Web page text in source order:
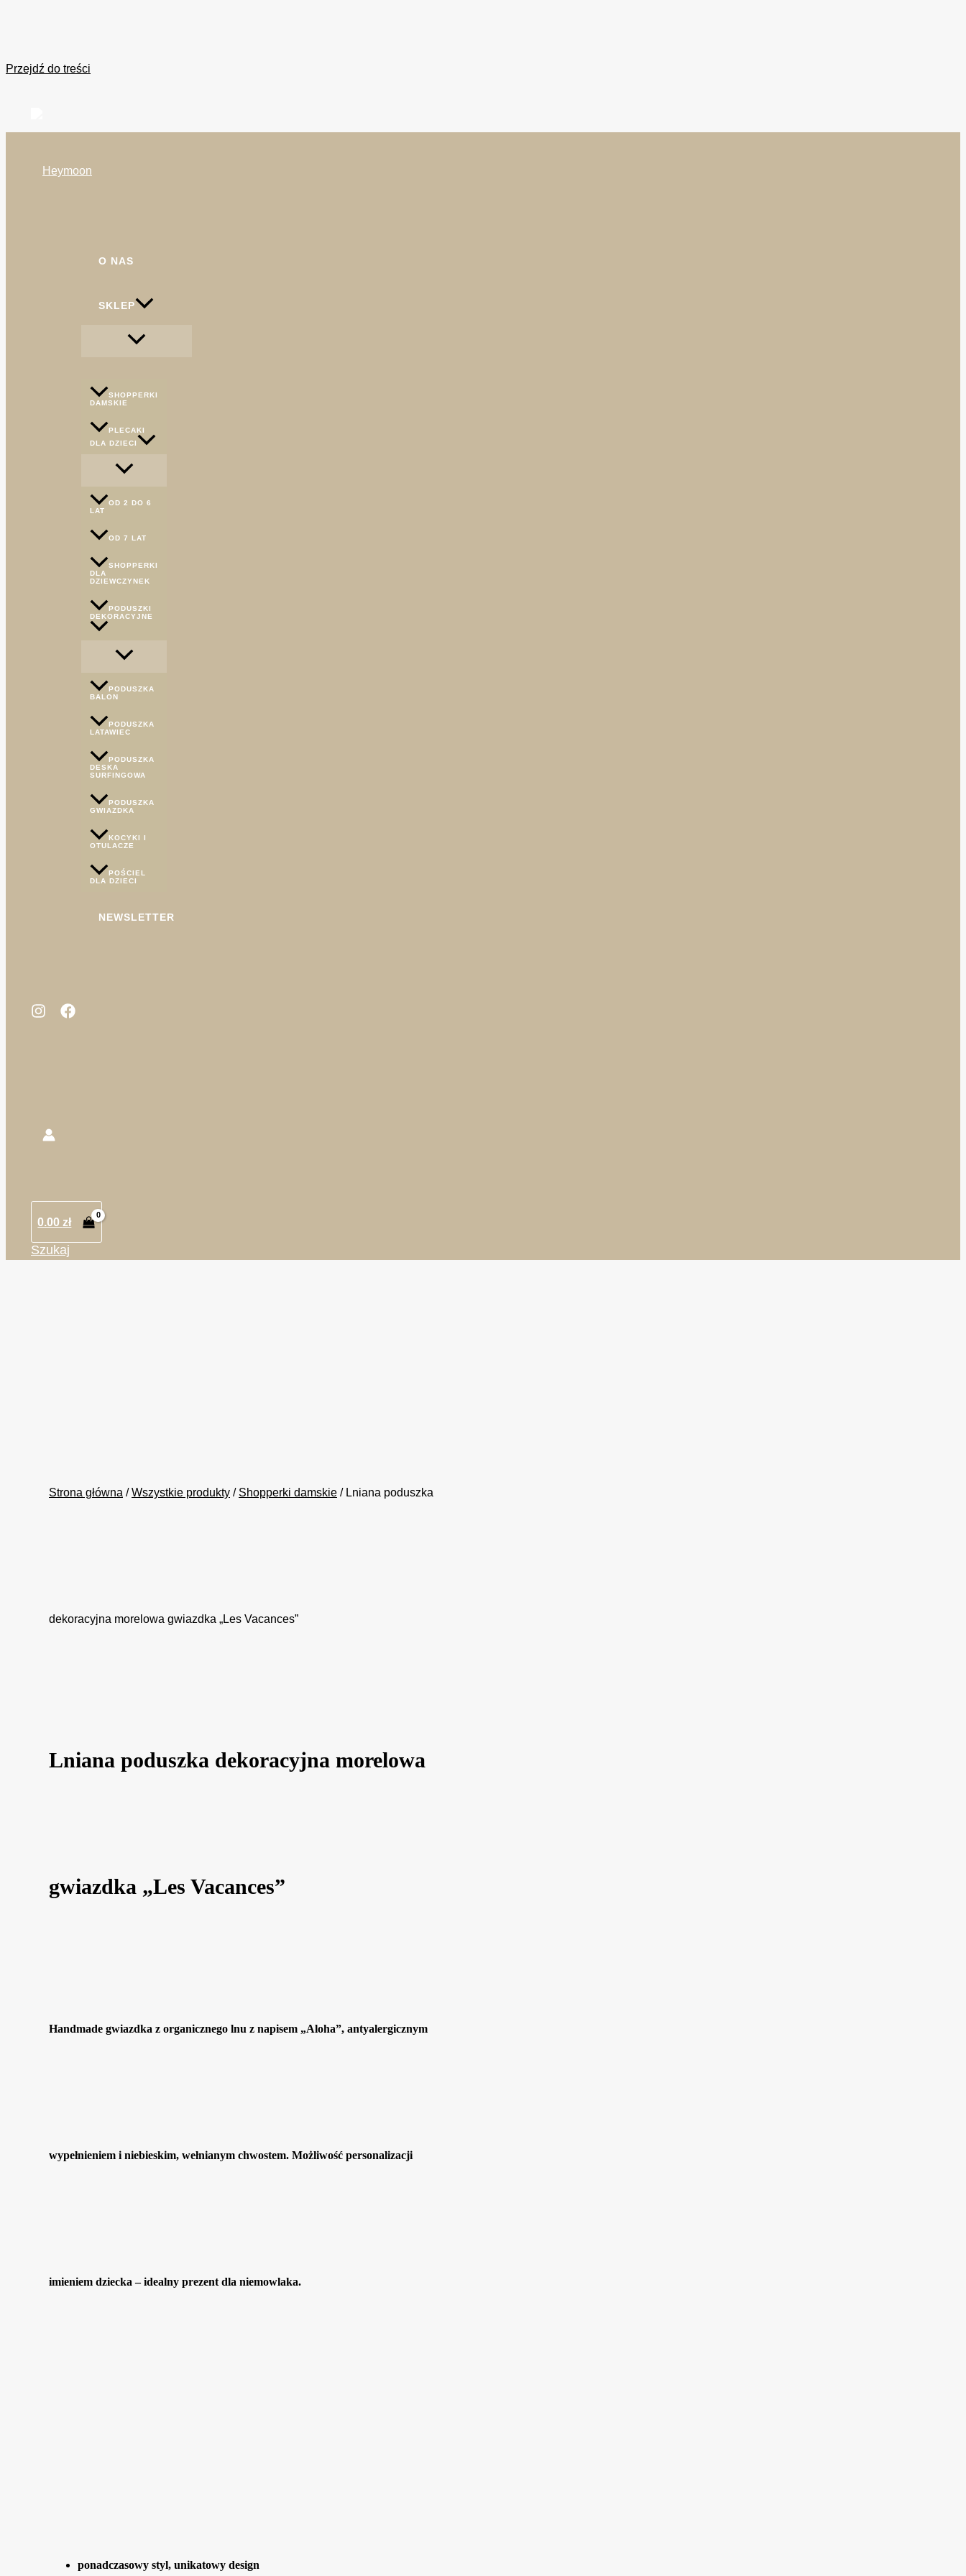
Przejdź do treści
O NAS
SKLEP
SHOPPERKI
DAMSKIE
PLECAKI
DLA DZIECI
OD 2 DO 6
LAT
OD 7 LAT
SHOPPERKI
DLA
DZIEWCZYNEK
PODUSZKI
DEKORACYJNE
PODUSZKA
BALON
PODUSZKA
LATAWIEC
PODUSZKA
DESKA
SURFINGOWA
PODUSZKA
GWIAZDKA
KOCYKI I
OTULACZE
POŚCIEL
DLA DZIECI
NEWSLETTER
0.00zł
Szukaj
Strona główna /Wszystkie produkty / Shopperki damskie / Lniana poduszka
dekoracyjna morelowa gwiazdka „Les Vacances”
Lniana poduszka dekoracyjna morelowa
gwiazdka „Les Vacances”
Handmade gwiazdka z organicznego lnu z napisem „Aloha”, antyalergicznym
wypełnieniem i niebieskim, wełnianym chwostem. Możliwość personalizacji
imieniem dziecka – idealny prezent dla niemowlaka.
ponadczasowy styl, unikatowy design